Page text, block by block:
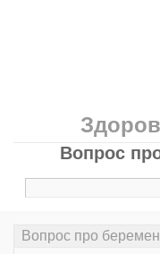
Вопрос
Вопрос про